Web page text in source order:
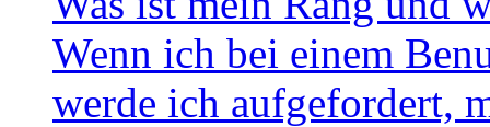
Wenn ich bei einem
werde ich aufgefordert,